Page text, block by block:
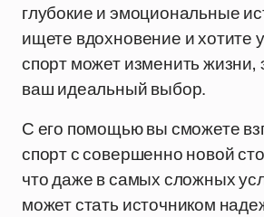
глубокие и эмоциональные
ищете вдохновение и хотите
спорт может изменить
ваш идеальный выбор.
С его помощью вы сможете
спорт с совершенно новой
что даже в самых сложных
может стать источником